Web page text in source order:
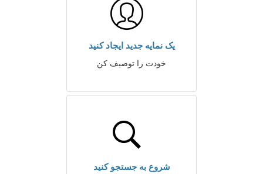
یک نمایه جدید ایجاد کنید
خودت را توصیف کن
شروع به جستجو کنید